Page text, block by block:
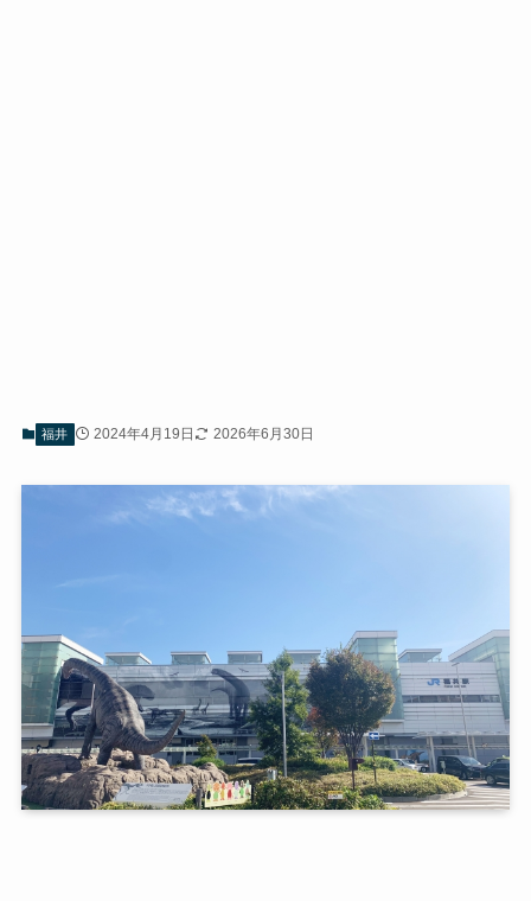
福井 2024年4月19日 2026年6月30日